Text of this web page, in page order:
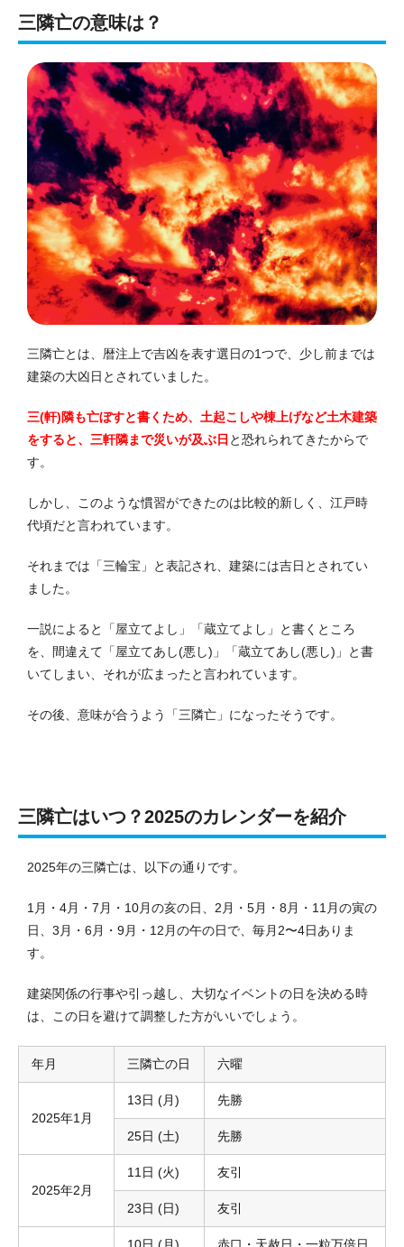
三隣亡の意味は？
三隣亡とは、暦注上で吉凶を表す選日の1つで、少し前までは
建築の大凶日とされていました。
三(軒)隣も亡ぼすと書くため、土起こしや棟上げなど土木建築
をすると、三軒隣まで災いが及ぶ日 と恐れられてきたからで
す。
しかし、このような慣習ができたのは比較的新しく、江戸時
代頃だと言われています。
それまでは「三輪宝」と表記され、建築には吉日とされてい
ました。
一説によると「屋立てよし」「蔵立てよし」と書くところ
を、間違えて「屋立てあし(悪し)」「蔵立てあし(悪し)」と書
いてしまい、それが広まったと言われています。
その後、意味が合うよう「三隣亡」になったそうです。
三隣亡はいつ？2025のカレンダーを紹介
2025年の三隣亡は、以下の通りです。
1月・4月・7月・10月の亥の日、2月・5月・8月・11月の寅の
日、3月・6月・9月・12月の午の日で、毎月2〜4日ありま
す。
建築関係の行事や引っ越し、大切なイベントの日を決める時
は、この日を避けて調整した方がいいでしょう。
年月 三隣亡の日 六曜
2025年1月
13日 (月) 先勝
25日 (土) 先勝
2025年2月
11日 (火) 友引
23日 (日) 友引